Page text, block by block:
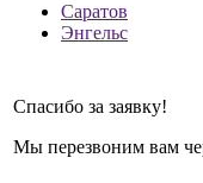
Саратов
Энгельс
Спасибо за заявку!
Мы перезвоним вам